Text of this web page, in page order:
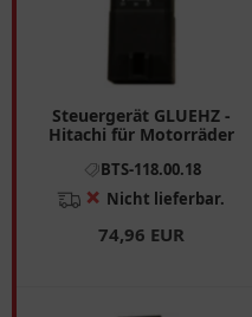
Steuergerät GLUEHZ -
Hitachi für Motorräder
BTS-118.00.18
❌ Nicht lieferbar.
74,96 EUR